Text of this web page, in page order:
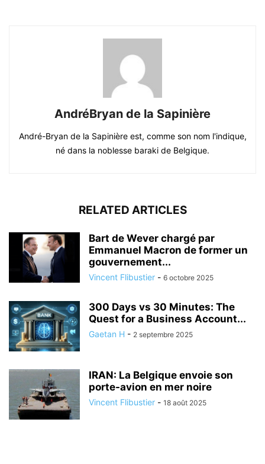
AndréBryan de la Sapinière
André-Bryan de la Sapinière est, comme son nom l'indique,
né dans la noblesse baraki de Belgique.
RELATED ARTICLES
Bart de Wever chargé par
Emmanuel Macron de former un
gouvernement...
Vincent Flibustier - 6 octobre 2025
300 Days vs 30 Minutes: The
Quest for a Business Account...
Gaetan H - 2 septembre 2025
IRAN: La Belgique envoie son
porte-avion en mer noire
Vincent Flibustier - 18 août 2025